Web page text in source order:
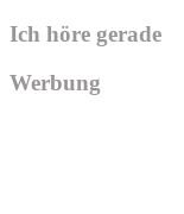
Ich höre gerade
Werbung